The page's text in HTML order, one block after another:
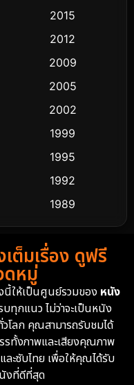
435
4
94
2015
2012
2009
2005
2002
1999
1995
1992
1989
1985
1981
ต็มเรื่อง ดูฟรี
ดหมู่
ให้เป็นศูนย์รวมของ หนัง
ทุกแนว ไม่ว่าจะเป็นหนัง
โลก คุณสามารถรับชมได้
ทั้งภาพและเสียงคุณภาพ
ะซับไทย เพื่อให้คุณได้รับ
งที่ดีที่สุด